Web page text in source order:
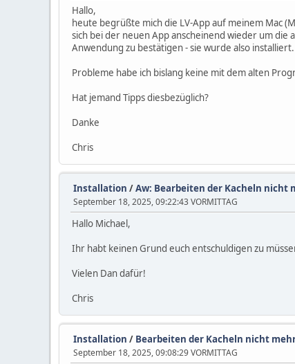
Hallo,
heute begrüßte mich die LV-App auf meinem Mac
sich bei der neuen App anscheinend wieder um
Anwendung zu bestätigen - sie wurde also installiert.
Probleme habe ich bislang keine mit dem alten
Hat jemand Tipps diesbezüglich?
Danke
Chris
Installation /Aw: Bearbeiten der Kacheln nicht
September 18, 2025, 09:22:43 VORMITTAG
Hallo Michael,
Ihr habt keinen Grund euch entschuldigen zu
Vielen Dan dafür!
Chris
Installation / Bearbeiten der Kacheln nicht
September 18, 2025, 09:08:29 VORMITTAG